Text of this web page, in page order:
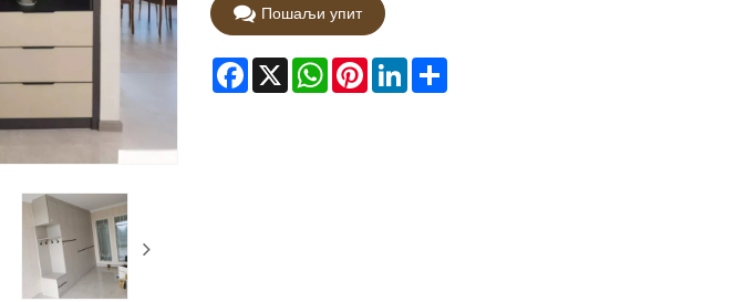
Пошаљи упит
Facebook
X WhatsApp
PinterestLinkedInShare